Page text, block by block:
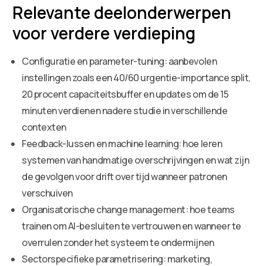
Relevante deelonderwerpen
voor verdere verdieping
Configuratie en parameter-tuning: aanbevolen
instellingen zoals een 40/60 urgentie-importance split,
20 procent capaciteitsbuffer en updates om de 15
minuten verdienen nadere studie in verschillende
contexten
Feedback-lussen en machine learning: hoe leren
systemen van handmatige overschrijvingen en wat zijn
de gevolgen voor drift over tijd wanneer patronen
verschuiven
Organisatorische change management: hoe teams
trainen om AI-besluiten te vertrouwen en wanneer te
overrulen zonder het systeem te ondermijnen
Sectorspecifieke parametrisering: marketing,